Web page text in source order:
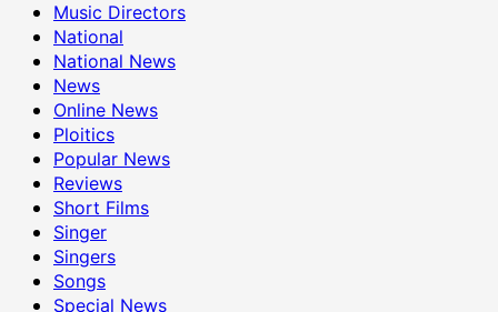
Music Directors
National
National News
News
Online News
Ploitics
Popular News
Reviews
Short Films
Singer
Singers
Songs
Special News